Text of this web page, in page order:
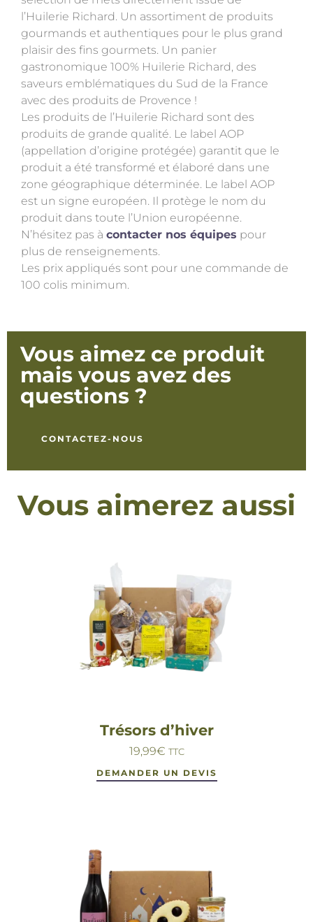
l’Huilerie Richard. Un assortiment de produits
gourmands et authentiques pour le plus grand
plaisir des fins gourmets. Un panier
gastronomique 100% Huilerie Richard, des
saveurs emblématiques du Sud de la France
avec des produits de Provence !
Les produits de l’Huilerie Richard sont des
produits de grande qualité. Le label AOP
(appellation d’origine protégée) garantit que le
produit a été transformé et élaboré dans une
zone géographique déterminée. Le label AOP
est un signe européen. Il protège le nom du
produit dans toute l’Union européenne.
N’hésitez pas à contacter nos équipes pour
plus de renseignements.
Les prix appliqués sont pour une commande de
100 colis minimum.
Vous aimez ce produit
mais vous avez des
questions ?
CONTACTEZ-NOUS
Vous aimerez aussi
Trésors d’hiver
19,99€ TTC
DEMANDER UN DEVIS